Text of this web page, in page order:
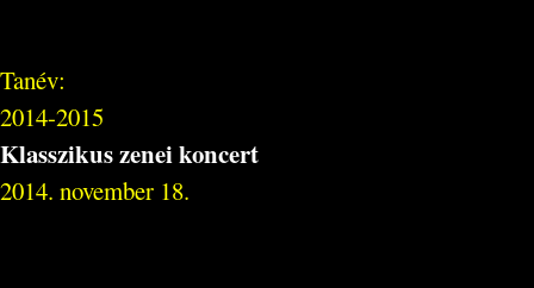
Tanév:
2014-2015
Klasszikus zenei koncert
2014. november 18.